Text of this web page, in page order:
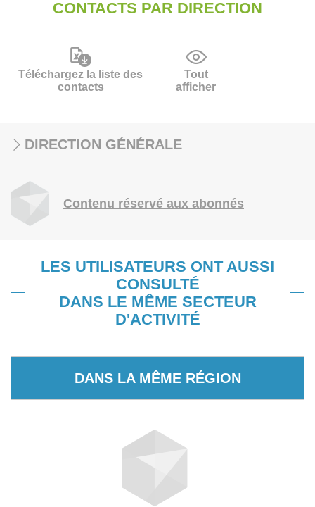
CONTACTS PAR DIRECTION
Téléchargez la liste des
contacts
Tout
afficher
DIRECTION GÉNÉRALE
Contenu réservé aux abonnés
LES UTILISATEURS ONT AUSSI
CONSULTÉ
DANS LE MÊME SECTEUR
D'ACTIVITÉ
DANS LA MÊME RÉGION